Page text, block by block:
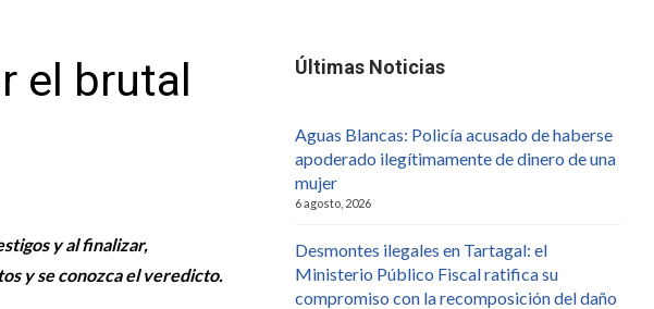
el brutal
y al finalizar,
y se conozca el veredicto.
Últimas Noticias
Aguas Blancas: Policía acusado de haberse
apoderado ilegítimamente de dinero de una
mujer
6 agosto, 2026
Desmontes ilegales en Tartagal: el
Ministerio Público Fiscal ratifica su
compromiso con la recomposición del daño